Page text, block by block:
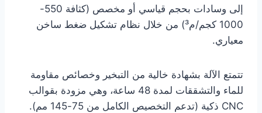
إلى وسادات بحجم قياسي أو مخصص (كثافة 550-
1000 كجم/م³) من خلال نظام تشكيل ضغط ساخن
معياري.
تتمتع الآلة بشهادة خالية من التبخير وخصائص مقاومة
للماء والتشققات لمدة 48 ساعة، وهي مزودة بقوالب
CNC ذكية (تدعم التخصيص الكامل من 75-145 مم).